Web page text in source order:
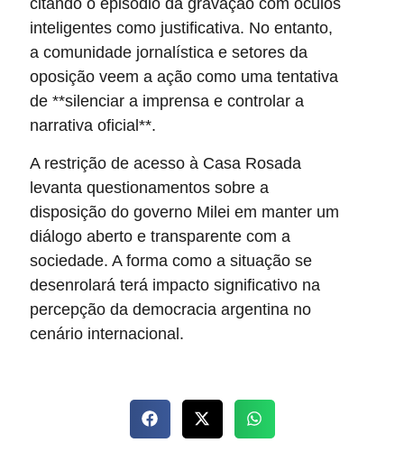
citando o episódio da gravação com óculos
inteligentes como justificativa. No entanto,
a comunidade jornalística e setores da
oposição veem a ação como uma tentativa
de **silenciar a imprensa e controlar a
narrativa oficial**.
A restrição de acesso à Casa Rosada
levanta questionamentos sobre a
disposição do governo Milei em manter um
diálogo aberto e transparente com a
sociedade. A forma como a situação se
desenrolará terá impacto significativo na
percepção da democracia argentina no
cenário internacional.